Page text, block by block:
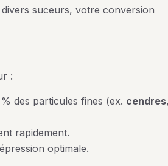
suceurs, votre conversion
:
des particules fines (ex. cendres
rapidement.
optimale.